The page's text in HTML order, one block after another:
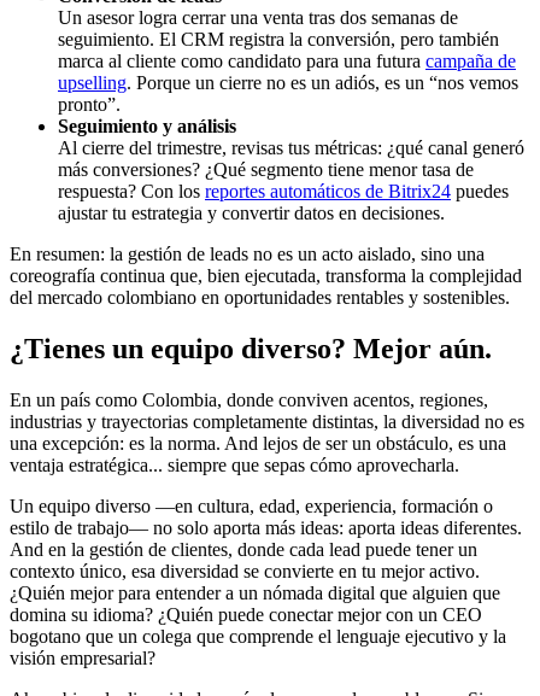
Un asesor logra cerrar una venta tras dos semanas de
seguimiento. El CRM registra la conversión, pero también
marca al cliente como candidato para una futura campaña de
upselling. Porque un cierre no es un adiós, es un “nos vemos
pronto”.
Seguimiento y análisis
Al cierre del trimestre, revisas tus métricas: ¿qué canal generó
más conversiones? ¿Qué segmento tiene menor tasa de
respuesta? Con los reportes automáticos de Bitrix24 puedes
ajustar tu estrategia y convertir datos en decisiones.
En resumen: la gestión de leads no es un acto aislado, sino una
coreografía continua que, bien ejecutada, transforma la complejidad
del mercado colombiano en oportunidades rentables y sostenibles.
¿Tienes un equipo diverso? Mejor aún.
En un país como Colombia, donde conviven acentos, regiones,
industrias y trayectorias completamente distintas, la diversidad no es
una excepción: es la norma. And lejos de ser un obstáculo, es una
ventaja estratégica... siempre que sepas cómo aprovecharla.
Un equipo diverso —en cultura, edad, experiencia, formación o
estilo de trabajo— no solo aporta más ideas: aporta ideas diferentes.
And en la gestión de clientes, donde cada lead puede tener un
contexto único, esa diversidad se convierte en tu mejor activo.
¿Quién mejor para entender a un nómada digital que alguien que
domina su idioma? ¿Quién puede conectar mejor con un CEO
bogotano que un colega que comprende el lenguaje ejecutivo y la
visión empresarial?